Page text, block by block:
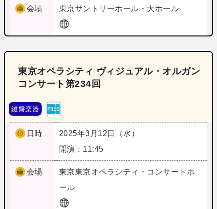
会場 東京サントリーホール・大ホール
東京オペラシティ ヴィジュアル・オルガン
コンサート第234回
鍵盤楽器
日時
2025年3月12日（水）
開演：11:45
会場 東京東京オペラシティ・コンサートホ
ール